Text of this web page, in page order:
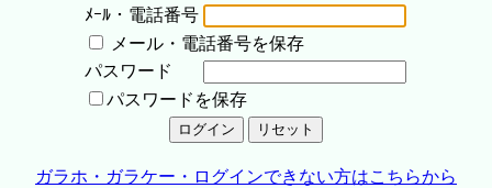
ﾒｰﾙ・電話番号
メール・電話番号を保存
パスワード
パスワードを保存
ガラホ・ガラケー・ログインできない方はこちらから